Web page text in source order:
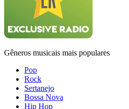
Gêneros musicais mais populares
Pop
Rock
Sertanejo
Bossa Nova
Hip Hop